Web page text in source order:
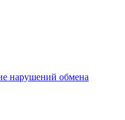
нарушений обмена